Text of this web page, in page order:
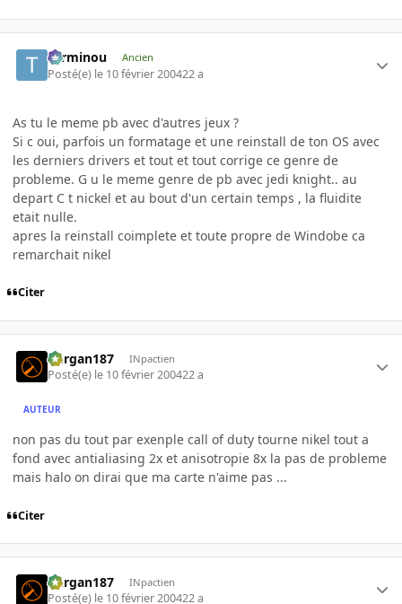
Terminou Ancien
Posté(e) le 10 février 200422 a
As tu le meme pb avec d'autres jeux ?
Si c oui, parfois un formatage et une reinstall de ton OS avec
les derniers drivers et tout et tout corrige ce genre de
probleme. G u le meme genre de pb avec jedi knight.. au
depart C t nickel et au bout d'un certain temps , la fluidite
etait nulle.
apres la reinstall coimplete et toute propre de Windobe ca
remarchait nikel
Citer
kurgan187 INpactien
Posté(e) le 10 février 200422 a
AUTEUR
non pas du tout par exenple call of duty tourne nikel tout a
fond avec antialiasing 2x et anisotropie 8x la pas de probleme
mais halo on dirai que ma carte n'aime pas ...
Citer
kurgan187 INpactien
Posté(e) le 10 février 200422 a